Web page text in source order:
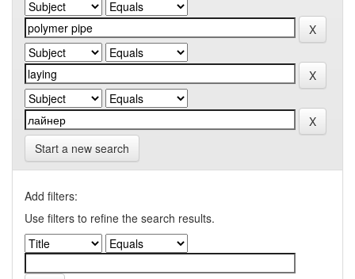
Start a new search
Add filters:
Use filters to refine the search results.